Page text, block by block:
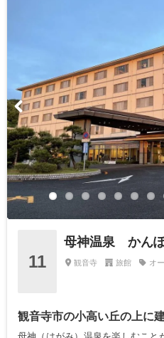
11
母神温泉 かん
観音寺 旅館 オ
観音寺市の小高い丘の上に